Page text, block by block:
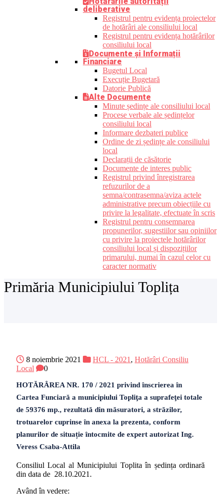
deliberative
Registrul pentru evidența proiectelor
de hotărâri ale consiliului local
Registrul pentru evidența hotărârilor
consiliului local
Documente și Informații
Financiare
Bugetul Local
Execuție Bugetară
Datorie Publică
Alte Documente
Minute ședințe ale consiliului local
Procese verbale ale ședințelor
consiliului local
Informare dezbateri publice
Ordine de zi ședințe ale consiliului
local
Declarații de căsătorie
Documente de interes public
Registrul privind înregistrarea
refuzurilor de a
semna/contrasemna/aviza actele
administrative precum obiecțiile cu
privire la legalitate, efectuate în scris
Registrul pentru consemnarea
propunerilor, sugestiilor sau opiniilor
cu privire la proiectele hotărârilor
consiliului local și dispozițiilor
primarului, numai în cazul celor cu
caracter normativ
Primăria Municipiului Toplița
8 noiembrie 2021 HCL - 2021 , Hotărâri Consiliu
Local
0
HOTĂRÂREA NR. 170 / 2021 privind înscrierea în
Cartea Funciară a municipiului Topliţa a suprafeţei totale
de 59376 mp., rezultată din măsuratori, a străzilor,
trotuarelor cuprinse în anexa la prezenta, conform
planurilor de situație întocmite de expert autorizat Ing.
Veress Csaba-Attila
Consiliul Local al Municipiului Toplita în ședința ordinară
din data de 28.10.2021.
Având în vedere: